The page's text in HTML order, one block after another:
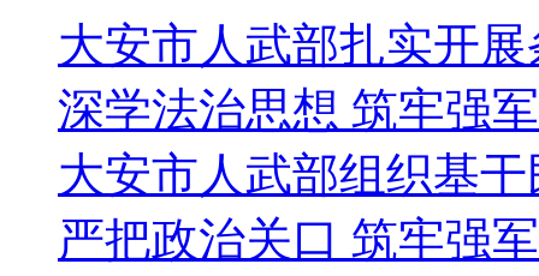
大安市人武部扎实开
深学法治思想 筑牢强
大安市人武部组织基
严把政治关口 筑牢强